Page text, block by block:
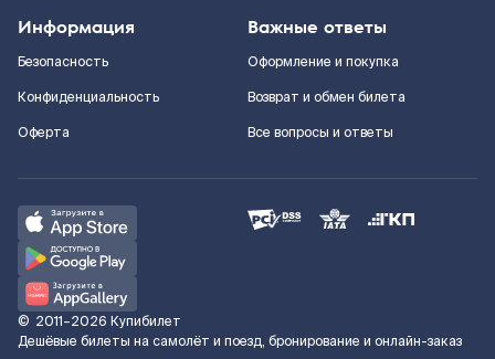
Информация
Безопасность
Конфиденциальность
Оферта
Важные ответы
Оформление и покупка
Возврат и обмен билета
Все вопросы и ответы
© 2011–2026 Купибилет
Дешёвые билеты на самолёт и поезд, бронирование и онлайн-заказ